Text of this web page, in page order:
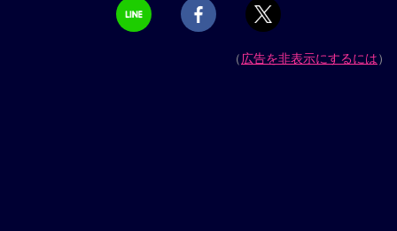
（広告を非表示にするには）